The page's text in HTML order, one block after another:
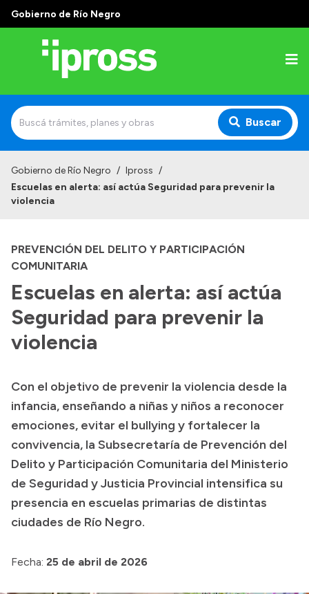
Gobierno de Río Negro
Buscar
Institucional
Autoridades
Delegaciones
Consultorios Propios
Presentación CV
Inversión en Salud
Licitaciones
Consulta de expedientes
Gobierno de Río Negro / Ipross /
Escuelas en alerta: así actúa Seguridad para prevenir la
violencia
PREVENCIÓN DEL DELITO Y PARTICIPACIÓN
COMUNITARIA
Escuelas en alerta: así actúa
Seguridad para prevenir la
violencia
Con el objetivo de prevenir la violencia desde la
infancia, enseñando a niñas y niños a reconocer
emociones, evitar el bullying y fortalecer la
convivencia, la Subsecretaría de Prevención del
Delito y Participación Comunitaria del Ministerio
de Seguridad y Justicia Provincial intensifica su
presencia en escuelas primarias de distintas
ciudades de Río Negro.
Fecha: 25 de abril de 2026